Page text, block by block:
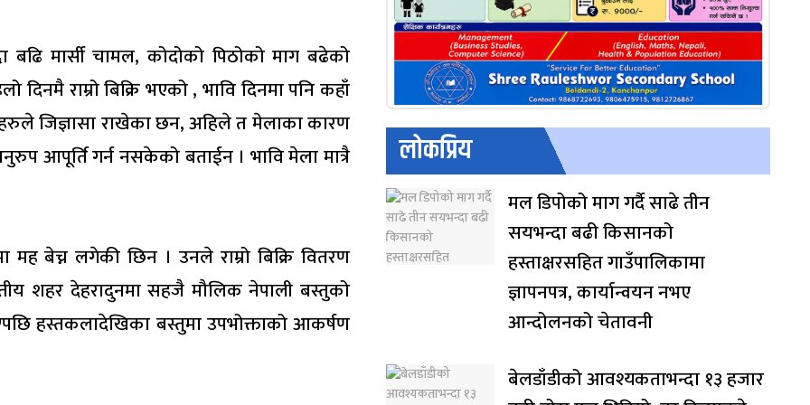
मार्सी चामल, कोदोको पिठोको माग बढेको
राम्रो बिक्रि भएको , भावि दिनमा पनि कहाँ
जिज्ञासा राखेका छन, अहिले त मेलाका कारण
आपूर्ति गर्न नसकेको बताईन । भावि मेला मात्रै
मह बेच्न लगेकी छिन । उनले राम्रो बिक्रि वितरण
शहर देहरादुनमा सहजै मौलिक नेपाली बस्तुको
हस्तकलादेखिका बस्तुमा उपभोक्ताको आकर्षण
लोकप्रिय
मल डिपोको माग गर्दै साढे तीन
सयभन्दा बढी किसानको
हस्ताक्षरसहित गाउँपालिकामा
ज्ञापनपत्र, कार्यान्वयन नभए
आन्दोलनको चेतावनी
बेलडाँडीको आवश्यकताभन्दा १३ हजार